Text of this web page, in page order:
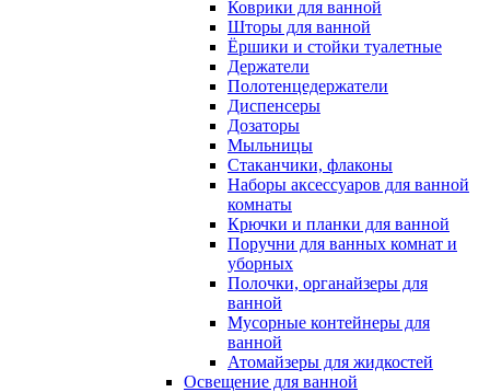
Коврики для ванной
Шторы для ванной
Ёршики и стойки туалетные
Держатели
Полотенцедержатели
Диспенсеры
Дозаторы
Мыльницы
Стаканчики, флаконы
Наборы аксессуаров для ванной
комнаты
Крючки и планки для ванной
Поручни для ванных комнат и
уборных
Полочки, органайзеры для
ванной
Мусорные контейнеры для
ванной
Атомайзеры для жидкостей
Освещение для ванной